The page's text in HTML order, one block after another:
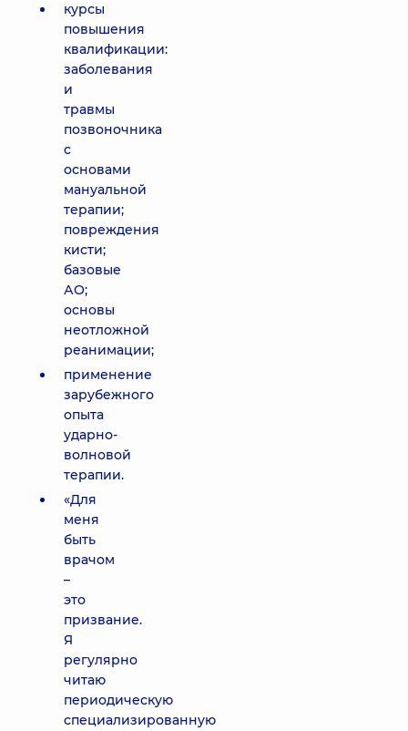
курсы
повышения
квалификации:
заболевания
и
травмы
позвоночника
с
основами
мануальной
терапии;
повреждения
кисти;
базовые
АО;
основы
неотложной
реанимации;
применение
зарубежного
опыта
ударно-
волновой
терапии.
«Для
меня
быть
врачом
–
это
призвание.
Я
регулярно
читаю
периодическую
специализированную